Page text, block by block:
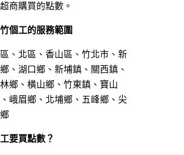
商購買的點數。
個工的服務範圍
、北區、香山區、竹北市、新
、湖口鄉、新埔鎮、關西鎮、
鄉、橫山鄉、竹東鎮、寶山
峨眉鄉、北埔鄉、五峰鄉、尖
要買點數？